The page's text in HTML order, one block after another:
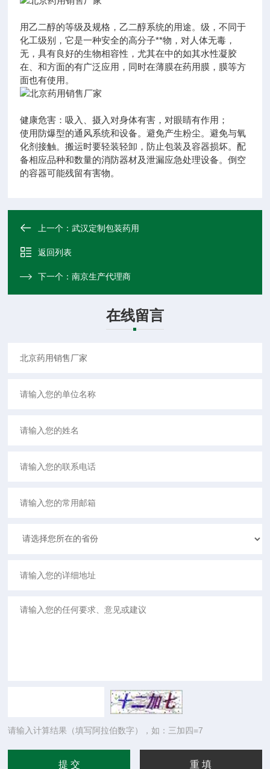
用乙二醇的等级及规格，乙二醇系统的用途。级，不同于
化工级别，它是一种安全的高分子**物，对人体无毒，
无，具有良好的生物相容性，尤其在中的如其水性凝胶
在、和方面的有广泛应用，同时在薄膜在药用膜，膜等方
面也有使用。
健康危害：吸入、摄入对身体有害，对眼睛有作用；
使用防爆型的通风系统和设备。避免产生粉尘。避免与氧
化剂接触。搬运时要轻装轻卸，防止包装及容器损坏。配
备相应品种和数量的消防器材及泄漏应急处理设备。倒空
的容器可能残留有害物。
上一个：武汉定制包装药用
返回列表
下一个：南京生产代理商
在线留言
请输入计算结果（填写阿拉伯数字），如：三加四=7